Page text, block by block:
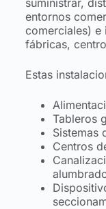
entornos
comerciales) e
fábricas,
Estas
Tableros
Sistemas
Centros